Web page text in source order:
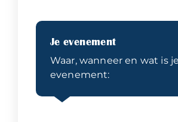
Je evenement
Waar, wanneer en wat is je
evenement: